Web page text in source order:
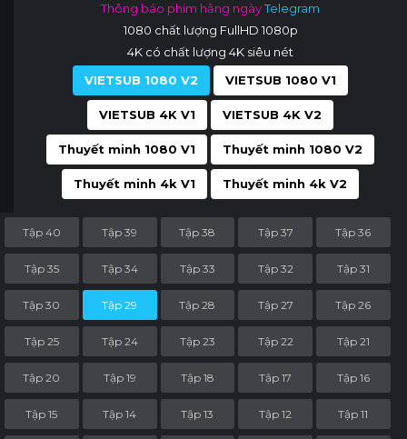
Thông báo phim hằng ngàyTelegram
1080 chất lượng FullHD 1080p
4K có chất lượng 4K siêu nét
VIETSUB 1080 V2
VIETSUB 1080 V1
VIETSUB 4K V1 VIETSUB 4K V2
Thuyết minh 1080 V1 Thuyết minh 1080 V2
Thuyết minh 4k V1 Thuyết minh 4k V2
Tập 40 Tập 39 Tập 38 Tập 37 Tập 36
Tập 35 Tập 34 Tập 33 Tập 32 Tập 31
Tập 30 Tập 29 Tập 28 Tập 27 Tập 26
Tập 25 Tập 24 Tập 23 Tập 22 Tập 21
Tập 20 Tập 19 Tập 18 Tập 17 Tập 16
Tập 15 Tập 14 Tập 13 Tập 12 Tập 11